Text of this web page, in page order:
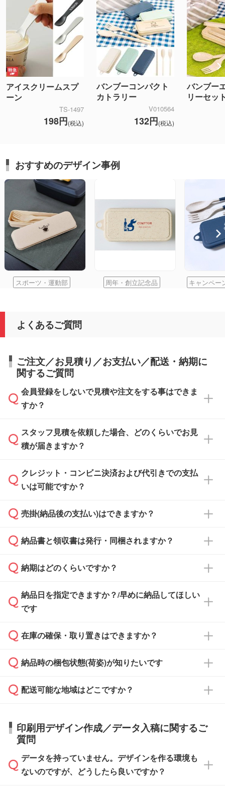
アイスクリームスプ
ーン
TS-1497
198円(税込)
バンブーコンパクト
カトラリー
V010564
132円(税込)
バンブー
リーセッ
おすすめのデザイン事例
スポーツ・運動部 周年・創立記念品 キャンペー
よくあるご質問
ご注文／お見積り／お支払い／配送・納期に
関するご質問
会員登録をしないで見積や注文をする事はできま
すか？
可能です。見積・注文フォームにて『ゲストの
まま進む』ボタンからお進みのうえ、ご依頼く
スタッフ見積を依頼した場合、どのくらいでお見
積が届きますか？
通常、翌営業日までにお送りしております。混
雑状況によっては、お時間をいただくこともご
依頼いただいた場合は、翌営業日以降のご連絡
クレジット・コンビニ決済および代引きでの支払
いは可能ですか？
銀行振込のみのご対応となります。
売掛(納品後の支払い)はできますか？
基本的には先入金をお願いしておりますが、自
どの場合は、月末締め翌月末払いに対応可能で
また、卒業・卒園記念品で対策委員会や個人様
校や幼稚園・保育園であれば、同様の条件でご
ご希望の際は担当スタッフまでお気軽にご相談
ください。
納品書と領収書は発行・同梱されますか？
納品書・領収書は ご依頼をいただいた場合の
ず、通常はPDFデータをメール添付でお送りし
ます。
たは注文フォームの『ご注文に関する備考欄』
納期はどのくらいですか？
・印刷する場合(500個程度)
ご入金、イメージ画像の校了から約2週間～2
ご入金確認後、1～2営業日で出荷いたしま
タッフまでお問い合わせください。
ル」に注文予定日をご入力いただくと、おおよ
その締切日や出荷目安をご確認いただけます。
納品日を指定できますか？/早めに納品してほしい
です
ご希望の納期がある場合は、お問い合わせ・お
い。
応が可能かご案内いたします。
す。>>対象商品はこちら
※最短出荷日は商品によって異なります。各商
品ページにてご確認ください
在庫の確保・取り置きはできますか？
ご入金確認後に在庫を確保し、注文確定のご連
はできかねますので予めご了承ください。
納品時の梱包状態(荷姿)が知りたいです
商品によって異なります。各ページにある商品
す。(白箱、化粧箱、ブリスターパックなど)
【袋入り】 商品がひとつずつ袋に入っていま
す。(透明袋、デザイン袋など)
【個包装なし】 個包装がされていない状態で
配送可能な地域はどこですか？
日本全国へお届けが可能です。なお、海外への
直接納品は行っておりませんので予めご了承く
ださい。
印刷用デザイン作成／データ入稿に関するご
質問
データを持っていません。デザインを作る環境も
ないのですが、どうしたら良いですか？